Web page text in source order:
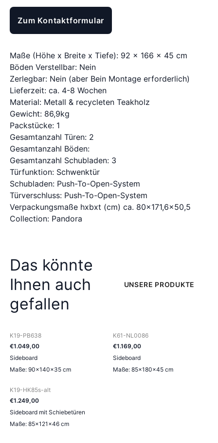
Zum Kontaktformular
Maße (Höhe x Breite x Tiefe): 92 x 166 x 45 cm
Böden Verstellbar: Nein
Zerlegbar: Nein (aber Bein Montage erforderlich)
Lieferzeit: ca. 4-8 Wochen
Material: Metall & recycleten Teakholz
Gewicht: 86,9kg
Packstücke: 1
Gesamtanzahl Türen: 2
Gesamtanzahl Böden:
Gesamtanzahl Schubladen: 3
Türfunktion: Schwenktür
Schubladen: Push-To-Open-System
Türverschluss: Push-To-Open-System
Verpackungsmaße hxbxt (cm) ca. 80x171,6x50,5
Collection: Pandora
Das könnte
Ihnen auch
gefallen
UNSERE PRODUKTE
K19-PB638
€1.049,00
Sideboard
Maße: 90×140×35 cm
K61-NL0086
€1.169,00
Sideboard
Maße: 85×180×45 cm
K19-HK85s-alt
€1.249,00
Sideboard mit Schiebetüren
Maße: 85×121×46 cm